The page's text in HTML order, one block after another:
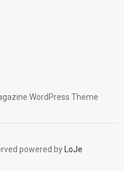
WordPress Theme
powered by LoJe